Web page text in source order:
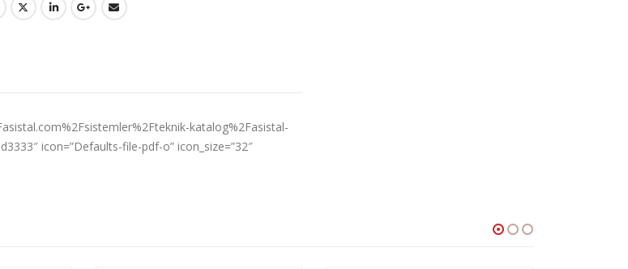
katalog%2Fasistal-
icon=”Defaults-file-pdf-o” icon_size=”32″